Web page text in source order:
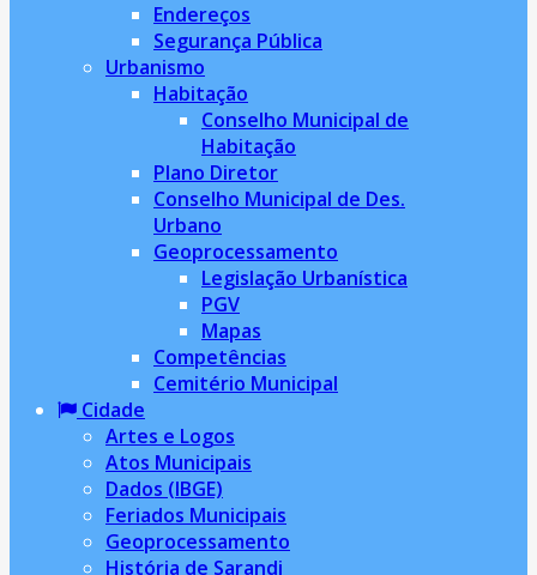
Endereços
Segurança Pública
Urbanismo
Habitação
Conselho Municipal de
Habitação
Plano Diretor
Conselho Municipal de Des.
Urbano
Geoprocessamento
Legislação Urbanística
PGV
Mapas
Competências
Cemitério Municipal
Cidade
Artes e Logos
Atos Municipais
Dados (IBGE)
Feriados Municipais
Geoprocessamento
História de Sarandi